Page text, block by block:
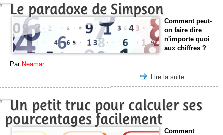
Le paradoxe de Simpson
Comment peut-
on faire dire
n'importe quoi
aux chiffres ?
Par Neamar
Lire la suite…
Un petit truc pour calculer ses
pourcentages facilement
Comment